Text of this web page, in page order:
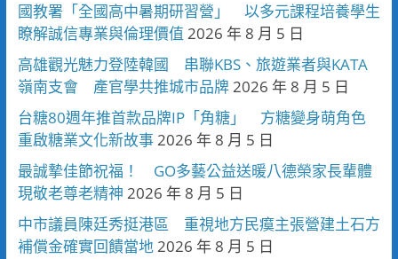
國教署「全國高中暑期研習營」 以多元課程培養學生
瞭解誠信專業與倫理價值 2026 年 8 月 5 日
高雄觀光魅力登陸韓國 串聯KBS、旅遊業者與KATA
嶺南支會 產官學共推城市品牌2026 年 8 月 5 日
台糖80週年推首款品牌IP「角糖」 方糖變身萌角色
重啟糖業文化新故事2026 年 8 月 5 日
最誠摯佳節祝福！ GO多藝公益送暖八德榮家長輩體
現敬老尊老精神 2026 年 8 月 5 日
中市議員陳廷秀挺港區 重視地方民瘼主張營建土石方
補償金確實回饋當地2026 年 8 月 5 日